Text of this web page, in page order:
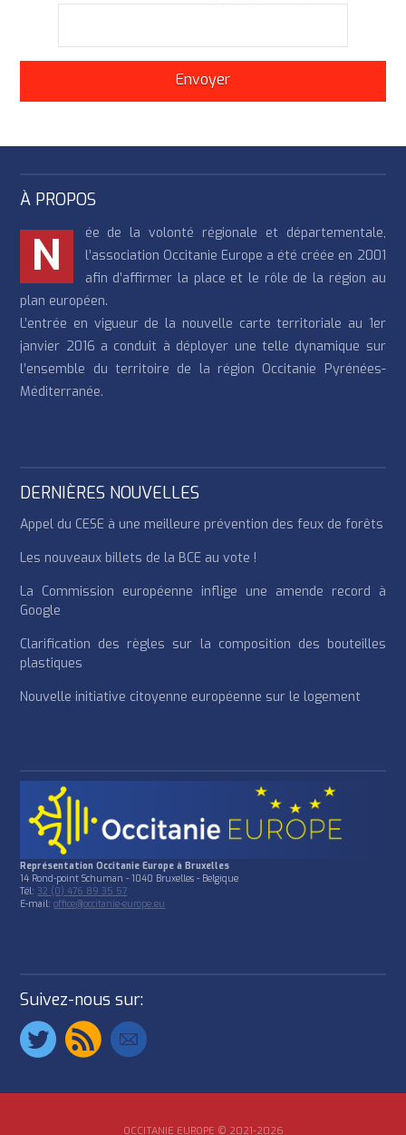
À PROPOS
N
ée de la volonté régionale et départementale,
l’association Occitanie Europe a été créée en 2001
afin d’affirmer la place et le rôle de la région au
plan européen.
L’entrée en vigueur de la nouvelle carte territoriale au 1er
janvier 2016 a conduit à déployer une telle dynamique sur
l’ensemble du territoire de la région Occitanie Pyrénées-
Méditerranée.
DERNIÈRES NOUVELLES
Appel du CESE à une meilleure prévention des feux de forêts
Les nouveaux billets de la BCE au vote !
La Commission européenne inflige une amende record à
Google
Clarification des règles sur la composition des bouteilles
plastiques
Nouvelle initiative citoyenne européenne sur le logement
Représentation Occitanie Europe à Bruxelles
14 Rond-point Schuman - 1040 Bruxelles - Belgique
Tél:32 (0) 476 89 35 57
E-mail:office@occitanie-europe.eu
Suivez-nous sur:
OCCITANIE EUROPE © 2021-2026